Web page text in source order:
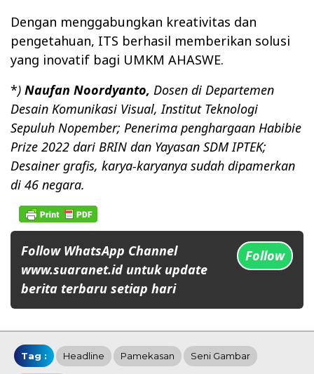
Dengan menggabungkan kreativitas dan
pengetahuan, ITS berhasil memberikan solusi
yang inovatif bagi UMKM AHASWE.
*) Naufan Noordyanto, Dosen di Departemen
Desain Komunikasi Visual, Institut Teknologi
Sepuluh Nopember; Penerima penghargaan Habibie
Prize 2022 dari BRIN dan Yayasan SDM IPTEK;
Desainer grafis, karya-karyanya sudah dipamerkan
di 46 negara.
Follow WhatsApp Channel
www.suaranet.id untuk update
berita terbaru setiap hari
Follow
Tag : Headline Pamekasan Seni Gambar